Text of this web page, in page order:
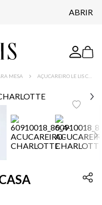
ABRIR
COMPRA*
COMPRA*
MESA